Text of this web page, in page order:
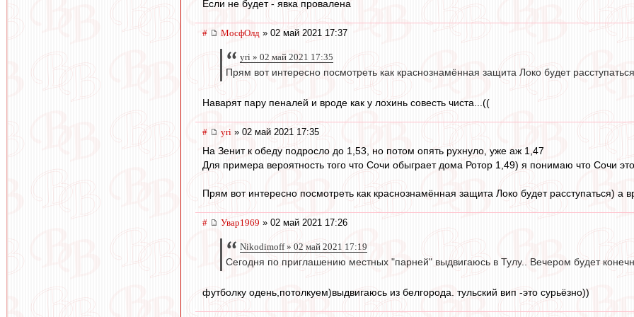
Если не будет - явка провалена
# МосфОлд » 02 май 2021 17:37
yri » 02 май 2021 17:35
Прям вот интересно посмотреть как краснознамённая защита Локо будет
Наварят пару пеналей и вроде как у лохинь совесть чиста...((
# yri » 02 май 2021 17:35
На Зенит к обеду подросло до 1,53, но потом опять рухнуло, уже аж 1,47
Для примера вероятность того что Сочи обыграет дома Ротор 1,49) я понимаю что Сочи
Прям вот интересно посмотреть как краснознамённая защита Локо будет расступаться) а
# Увар1969 » 02 май 2021 17:26
Nikodimoff » 02 май 2021 17:19
Сегодня по приглашению местных "парней" выдвигаюсь в Тулу.. Вечером будет
футболку одень,потолкуем)выдвигаюсь из белгорода. тульский вип -это сурьёзно))